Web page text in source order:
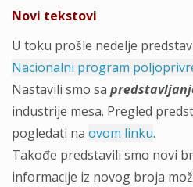
Novi tekstovi
U toku prošle nedelje
Nacionalni program
Nastavili smo sa
industrije mesa. Pregled
pogledati na ovom linku.
Takođe predstavili smo novi
informacije iz novog broja